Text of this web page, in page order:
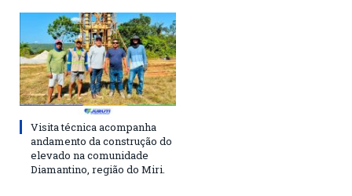
Visita técnica acompanha
andamento da construção do
elevado na comunidade
Diamantino, região do Miri.